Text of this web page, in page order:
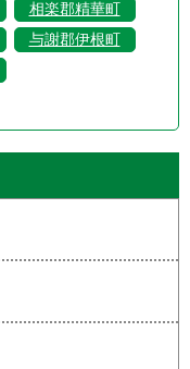
相楽郡精華町
与謝郡伊根町